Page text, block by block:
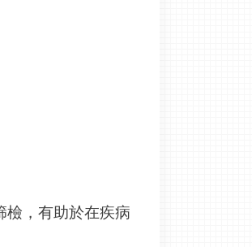
檢，有助於在疾病